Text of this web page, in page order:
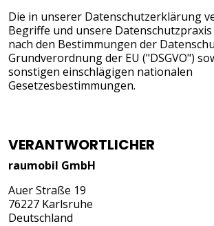
Die in unserer Datenschutzerklärung
Begriffe und unsere
nach den Bestimmungen der
Grundverordnung der EU ("DSGVO")
sonstigen einschlägigen nationalen
Gesetzesbestimmungen.
VERANTWORTLICHER
raumobil GmbH
Auer Straße 19
76227 Karlsruhe
Deutschland